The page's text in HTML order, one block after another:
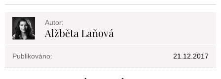
Autor:
Alžběta Laňová
Publikováno: 21.12.2017